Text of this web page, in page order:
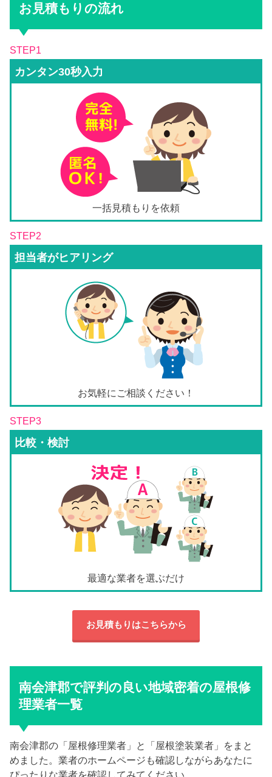
お見積もりの流れ
STEP1
カンタン30秒入力
一括見積もりを依頼
STEP2
担当者がヒアリング
お気軽にご相談ください！
STEP3
比較・検討
最適な業者を選ぶだけ
お見積もりはこちらから
南会津郡で評判の良い地域密着の屋根修
理業者一覧
南会津郡の「屋根修理業者」と「屋根塗装業者」をまと
めました。業者のホームページも確認しながらあなたに
ぴったりな業者を確認してみてください。